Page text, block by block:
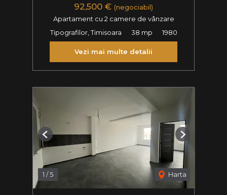
92,500 € (negociabil)
Apartament cu 2 camere de vânzare
Tipografilor, Timisoara
38 mp 1980
Vezi mai multe detalii
1 /5 Harta
Previous Next